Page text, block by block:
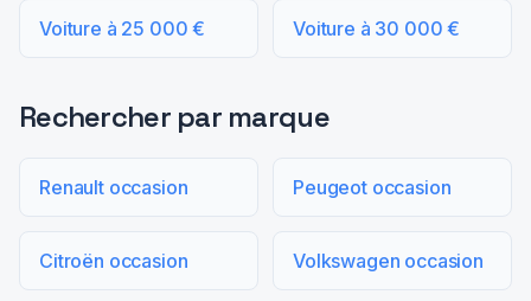
Voiture à 25 000 € Voiture à 30 000 €
Rechercher par marque
Renault occasion Peugeot occasion
Citroën occasion Volkswagen occasion